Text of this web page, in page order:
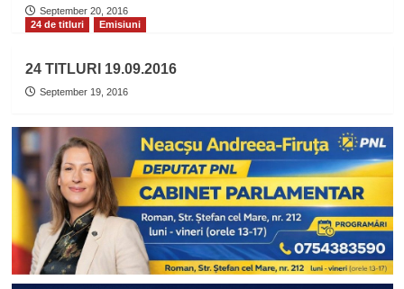
September 20, 2016
24 de titluri
Emisiuni
24 TITLURI 19.09.2016
September 19, 2016